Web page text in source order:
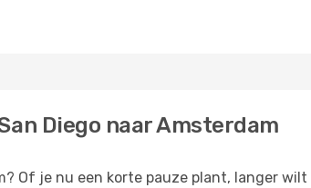
Diego naar Amsterdam
Of je nu een korte pauze plant, langer